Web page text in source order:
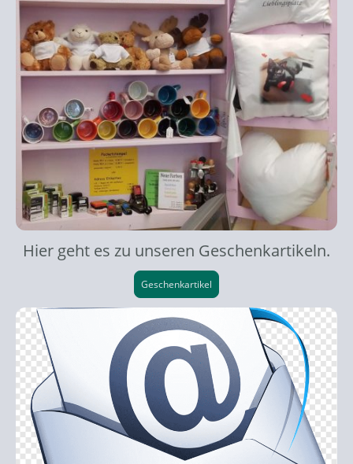
Hier geht es zu unseren Geschenkartikeln.
Geschenkartikel